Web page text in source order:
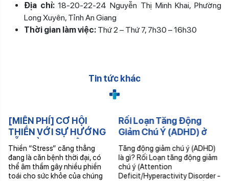
Địa chỉ:18-20-22-24 Nguyễn Thị Minh Khai, Phường
Long Xuyên, Tỉnh An Giang
Thời gian làm việc: Thứ 2 – Thứ 7, 7h30 – 16h30
Tin tức khác
[MIỄN PHÍ] CƠ HỘI
THIỀN VỚI SỰ HƯỚNG
DẪN CỦA CHUYÊN GIA
Thiền “Stress” căng thẳng
đang là căn bệnh thời đại, có
thể âm thầm gây nhiều phiền
toái cho sức khỏe của chúng
Rối Loạn Tăng Động
Giảm Chú Ý (ADHD) ở
trẻ
Tăng động giảm chú ý (ADHD)
là gì? Rối Loạn tăng động giảm
chú ý (Attention
Deficit/Hyperactivity Disorder -